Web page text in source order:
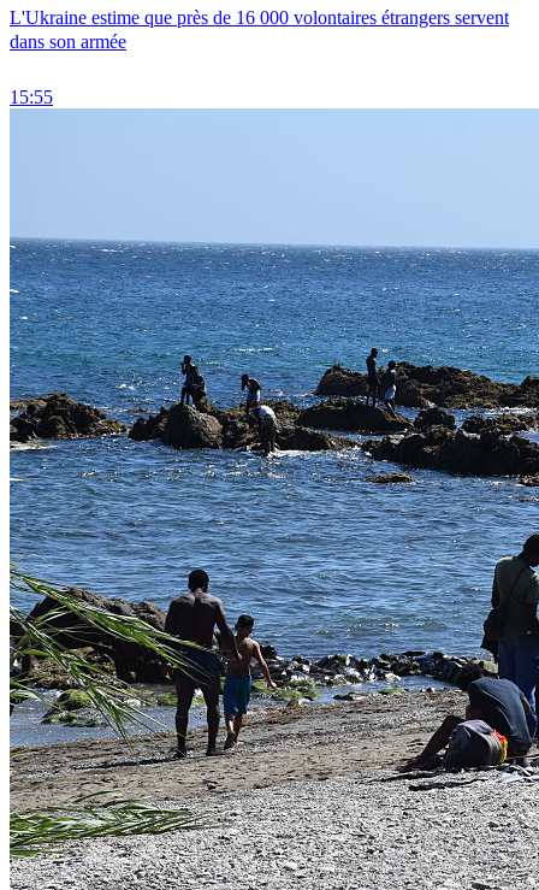
L'Ukraine estime que près de 16 000 volontaires étrangers servent
dans son armée
15:55